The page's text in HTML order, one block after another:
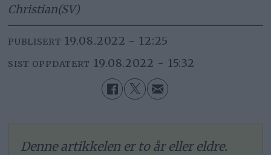
Christian(SV)
PUBLISERT 19.08.2022 - 12:25
SIST OPPDATERT 19.08.2022 - 15:32
Denne artikkelen er to år eller eldre.